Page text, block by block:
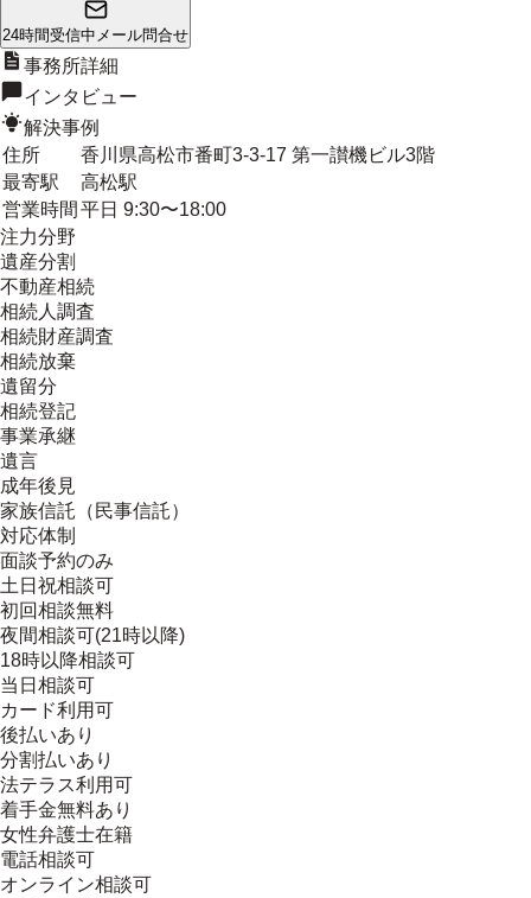
24時間受信中 メール問合せ
事務所詳細
インタビュー
解決事例
住所
香川県高松市番町3-3-17 第一讃機ビル3階
最寄駅
高松駅
営業時間 平日 9:30〜18:00
注力分野
遺産分割
不動産相続
相続人調査
相続財産調査
相続放棄
遺留分
相続登記
事業承継
遺言
成年後見
家族信託（民事信託）
対応体制
面談予約のみ
土日祝相談可
初回相談無料
夜間相談可(21時以降)
18時以降相談可
当日相談可
カード利用可
後払いあり
分割払いあり
法テラス利用可
着手金無料あり
女性弁護士在籍
電話相談可
オンライン相談可